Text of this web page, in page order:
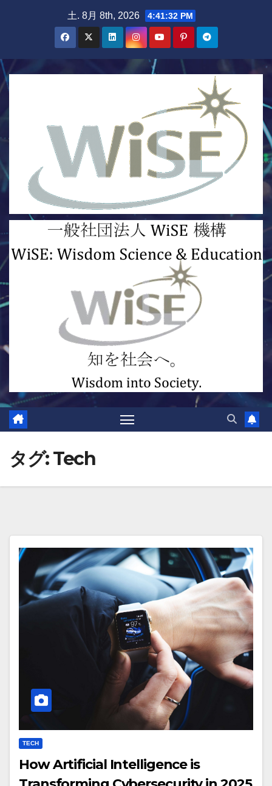
土. 8月 8th, 2026 4:41:33 PM
タグ:Tech
TECH
How Artificial Intelligence is